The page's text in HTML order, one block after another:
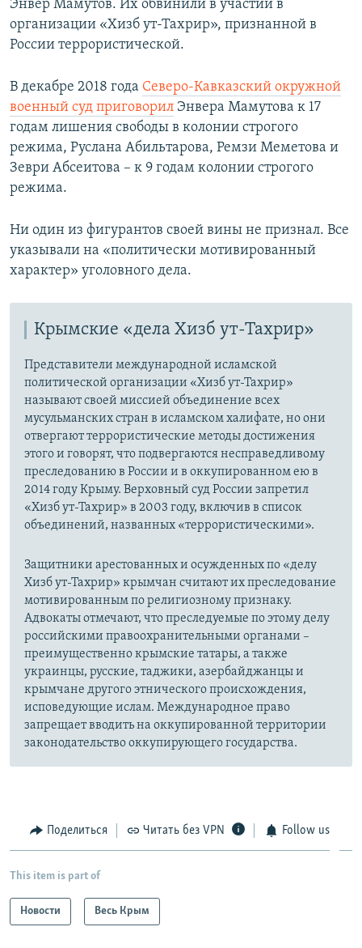
Энвер Мамутов. Их обвинили в участии в
организации «Хизб ут-Тахрир», признанной в
России террористической.
В декабре 2018 года Северо-Кавказский окружной
военный суд приговорил Энвера Мамутова к 17
годам лишения свободы в колонии строгого
режима, Руслана Абильтарова, Ремзи Меметова и
Зеври Абсеитова – к 9 годам колонии строгого
режима.
Ни один из фигурантов своей вины не признал. Все
указывали на «политически мотивированный
характер» уголовного дела.​
Крымские «дела Хизб ут-Тахрир»
Представители международной исламской
политической организации «Хизб ут-Тахрир»
называют своей миссией объединение всех
мусульманских стран в исламском халифате, но они
отвергают террористические методы достижения
этого и говорят, что подвергаются несправедливому
преследованию в России и в оккупированном ею в
2014 году Крыму. Верховный суд России запретил
«Хизб ут-Тахрир» в 2003 году, включив в список
объединений, названных «террористическими».
Защитники арестованных и осужденных по «делу
Хизб ут-Тахрир» крымчан считают их преследование
мотивированным по религиозному признаку.
Адвокаты отмечают, что преследуемые по этому делу
российскими правоохранительными органами –
преимущественно крымские татары, а также
украинцы, русские, таджики, азербайджанцы и
крымчане другого этнического происхождения,
исповедующие ислам. Международное право
запрещает вводить на оккупированной территории
законодательство оккупирующего государства.
Поделиться Читать без VPN Follow us
This item is part of
Новости Весь Крым